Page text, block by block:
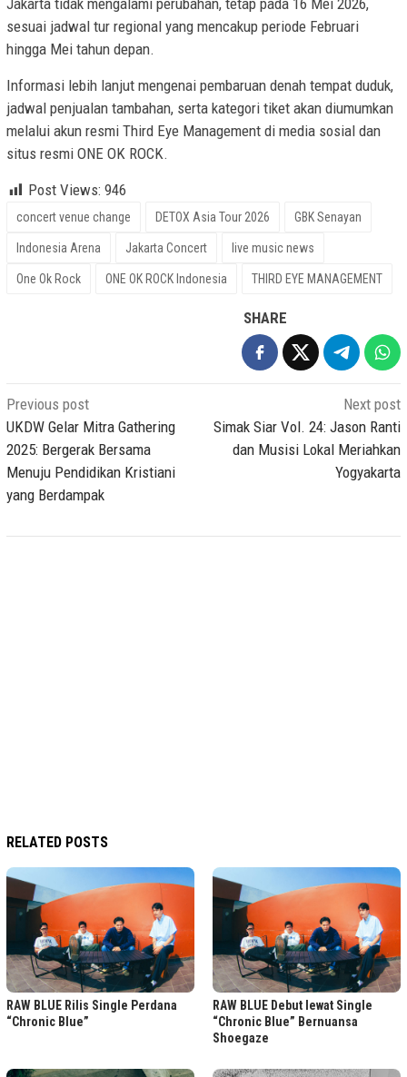
Jakarta tidak mengalami perubahan, tetap pada 16 Mei 2026,
sesuai jadwal tur regional yang mencakup periode Februari
hingga Mei tahun depan.
Informasi lebih lanjut mengenai pembaruan denah tempat duduk,
jadwal penjualan tambahan, serta kategori tiket akan diumumkan
melalui akun resmi Third Eye Management di media sosial dan
situs resmi ONE OK ROCK.
Post Views: 946
concert venue change DETOX Asia Tour 2026 GBK Senayan
Indonesia Arena Jakarta Concert live music news
One Ok Rock ONE OK ROCK Indonesia THIRD EYE MANAGEMENT
SHARE
Post
navigation
Previous post
UKDW Gelar Mitra Gathering
2025: Bergerak Bersama
Menuju Pendidikan Kristiani
yang Berdampak
Next post
Simak Siar Vol. 24: Jason Ranti
dan Musisi Lokal Meriahkan
Yogyakarta
RELATED POSTS
RAW BLUE Rilis Single Perdana
“Chronic Blue”
RAW BLUE Debut lewat Single
“Chronic Blue” Bernuansa
Shoegaze